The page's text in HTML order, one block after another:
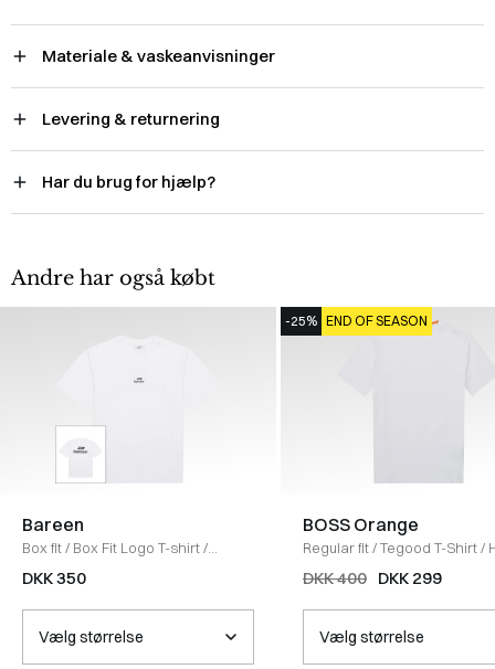
Materiale & vaskeanvisninger
Levering & returnering
Har du brug for hjælp?
Andre har også købt
Bareen
Box fit/ Box Fit Logo T-shirt/
WHITE
DKK 350
-25% END OF SEASON
BOSS Orange
Regular fit/Tegood T-Shirt/
DKK 400 DKK 299